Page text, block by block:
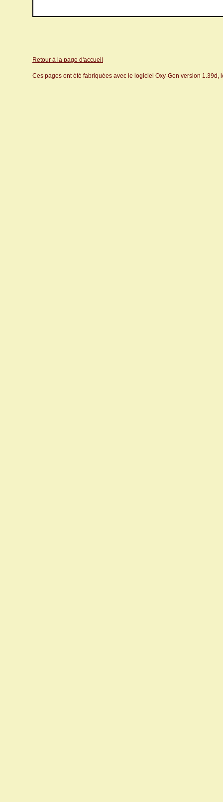
Retour à la page d'accueil
Ces pages ont été fabriquées avec le logiciel Oxy-Gen version 1.39d,